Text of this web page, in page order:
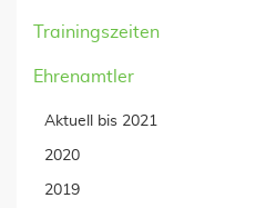
Trainingszeiten
Ehrenamtler
Aktuell bis 2021
2020
2019